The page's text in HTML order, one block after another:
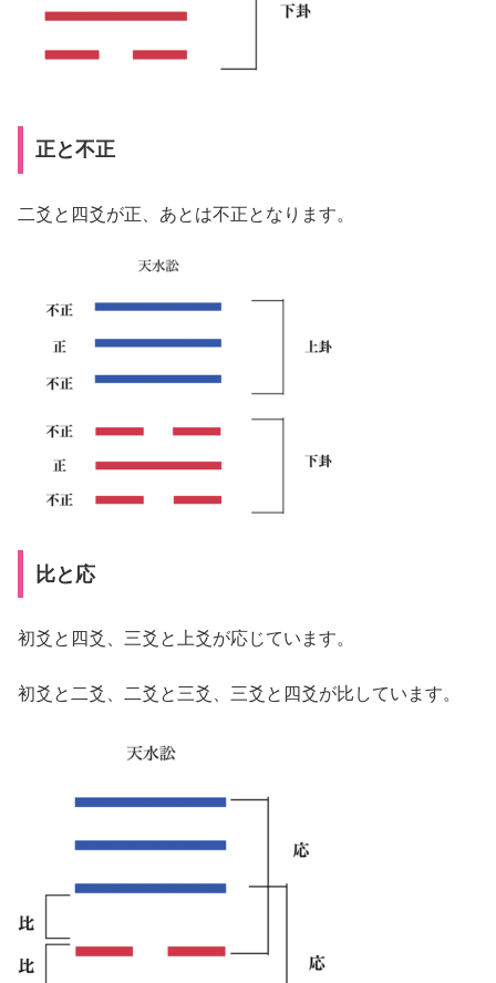
正と不正
二爻と四爻が正、あとは不正となります。
比と応
初爻と四爻、三爻と上爻が応じています。
初爻と二爻、二爻と三爻、三爻と四爻が比しています。